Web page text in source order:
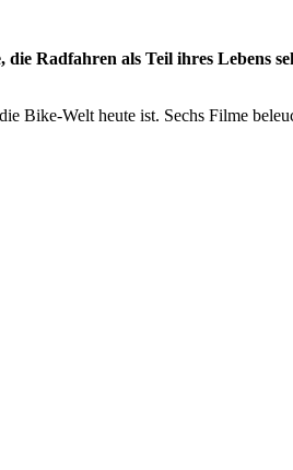
Radfahren als Teil ihres Lebens
Bike-Welt heute ist. Sechs Filme